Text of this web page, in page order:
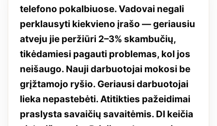
telefono pokalbiuose. Vadovai negali
perklausyti kiekvieno įrašo — geriausiu
atveju jie peržiūri 2–3% skambučių,
tikėdamiesi pagauti problemas, kol jos
neišaugo. Nauji darbuotojai mokosi be
grįžtamojo ryšio. Geriausi darbuotojai
lieka nepastebėti. Atitikties pažeidimai
praslysta savaičių savaitėmis. DI keičia